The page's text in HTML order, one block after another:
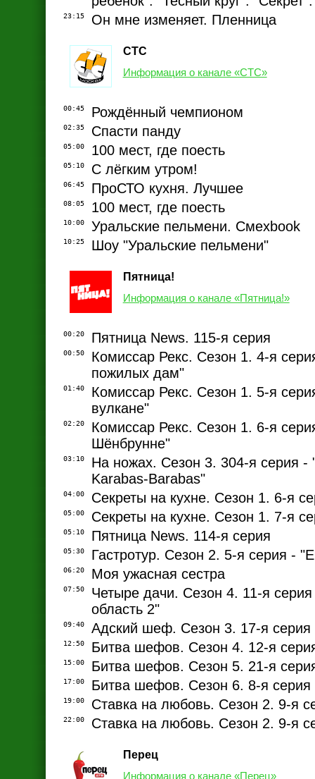
23:15 Он мне изменяет. Пленница
СТС
Информация о канале «СТС»
00:45 Рождённый чемпионом
02:35 Спасти панду
05:00 100 мест, где поесть
05:10 С лёгким утром!
06:45 ПроСТО кухня. Лучшее
08:05 100 мест, где поесть
10:00 Уральские пельмени. Смехbook
10:25 Шоу "Уральские пельмени"
Пятница!
Информация о канале «Пятница!»
00:20 Пятница News. 115-я серия
00:50
Комиссар Рекс. Сезон 1. 4-я
пожилых дам"
01:40
Комиссар Рекс. Сезон 1. 5-я
вулкане"
02:20
Комиссар Рекс. Сезон 1. 6-я
Шёнбрунне"
03:10
На ножах. Сезон 3. 304-я серия -
Karabas-Barabas"
04:00 Секреты на кухне. Сезон 1. 6-я
05:00 Секреты на кухне. Сезон 1. 7-я
05:10 Пятница News. 114-я серия
05:30 Гастротур. Сезон 2. 5-я серия -
06:20 Моя ужасная сестра
07:50
Четыре дачи. Сезон 4. 11-я
область 2"
09:40 Адский шеф. Сезон 3. 17-я серия
12:50 Битва шефов. Сезон 4. 12-я
15:00 Битва шефов. Сезон 5. 21-я
17:00 Битва шефов. Сезон 6. 8-я серия
19:00 Ставка на любовь. Сезон 2. 9-я
22:00 Ставка на любовь. Сезон 2. 9-я
Перец
Информация о канале «Перец»